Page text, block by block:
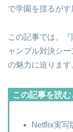
で学園を揺るがす
この記事では、
ャンブル対決シ
の魅力に迫ります
この記事を読
Netflix実写